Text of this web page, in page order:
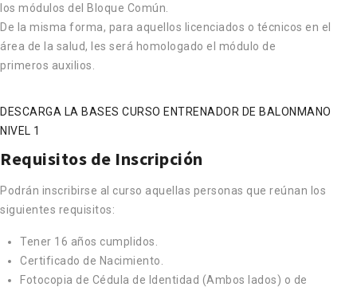
los módulos del Bloque Común.
De la misma forma, para aquellos licenciados o técnicos en el
área de la salud, les será homologado el módulo de
primeros auxilios.
DESCARGA LA BASES CURSO ENTRENADOR DE BALONMANO
NIVEL 1
Requisitos de Inscripción
Podrán inscribirse al curso aquellas personas que reúnan los
siguientes requisitos:
Tener 16 años cumplidos.
Certificado de Nacimiento.
Fotocopia de Cédula de Identidad (Ambos lados) o de